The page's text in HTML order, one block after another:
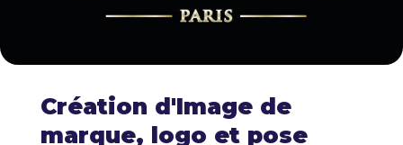
Création d'Image de
marque, logo et pose